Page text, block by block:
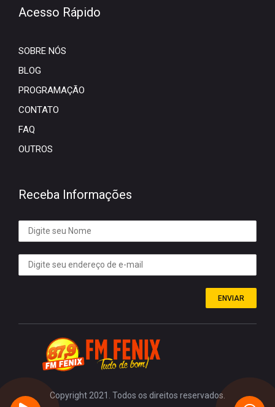
Acesso Rápido
SOBRE NÓS
BLOG
PROGRAMAÇÃO
CONTATO
FAQ
OUTROS
Receba Informações
ENVIAR
Copyright 2021. Todos os direitos reservados.